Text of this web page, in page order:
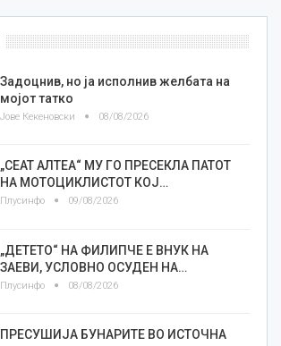
Задоцнив, но ја исполнив желбата на
мојот татко
Јове Кекеновски 08/08/2026
„СЕАТ АЛТЕА“ МУ ГО ПРЕСЕКЛА ПАТОТ
НА МОТОЦИКЛИСТОТ КОЈ…
Плусинфо 09/08/2026
„ДЕТЕТО“ НА ФИЛИПЧЕ Е ВНУК НА
ЗАЕВИ, УСЛОВНО ОСУДЕН НА…
Плусинфо 08/08/2026
ПРЕСУШИЈА БУНАРИТЕ ВО ИСТОЧНА